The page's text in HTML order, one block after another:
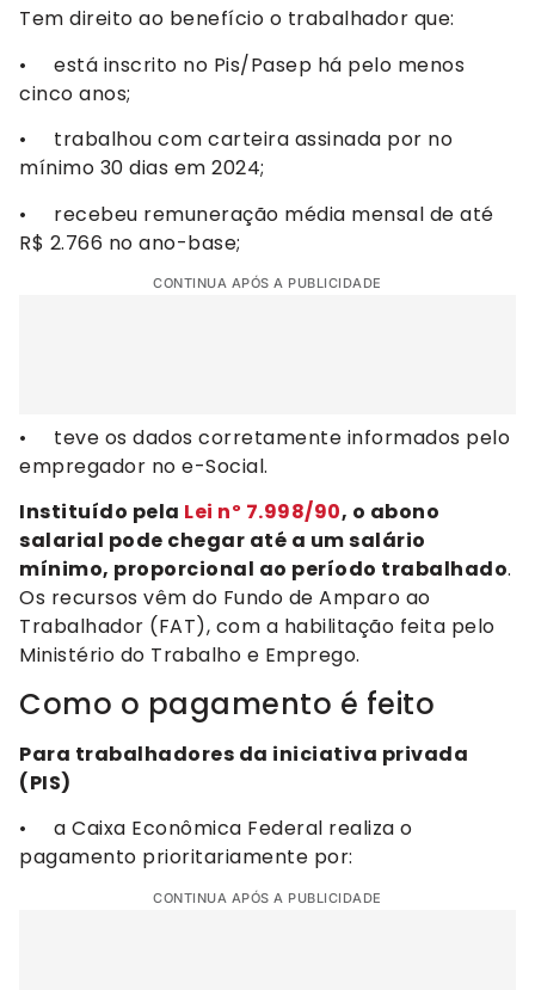
Tem direito ao benefício o trabalhador que:
• está inscrito no Pis/Pasep há pelo menos
cinco anos;
• trabalhou com carteira assinada por no
mínimo 30 dias em 2024;
• recebeu remuneração média mensal de até
R$ 2.766 no ano-base;
CONTINUA APÓS A PUBLICIDADE
• teve os dados corretamente informados pelo
empregador no e-Social.
Instituído pela Lei nº 7.998/90, o abono
salarial pode chegar até a um salário
mínimo, proporcional ao período trabalhado.
Os recursos vêm do Fundo de Amparo ao
Trabalhador (FAT), com a habilitação feita pelo
Ministério do Trabalho e Emprego.
Como o pagamento é feito
Para trabalhadores da iniciativa privada
(PIS)
• a Caixa Econômica Federal realiza o
pagamento prioritariamente por:
CONTINUA APÓS A PUBLICIDADE